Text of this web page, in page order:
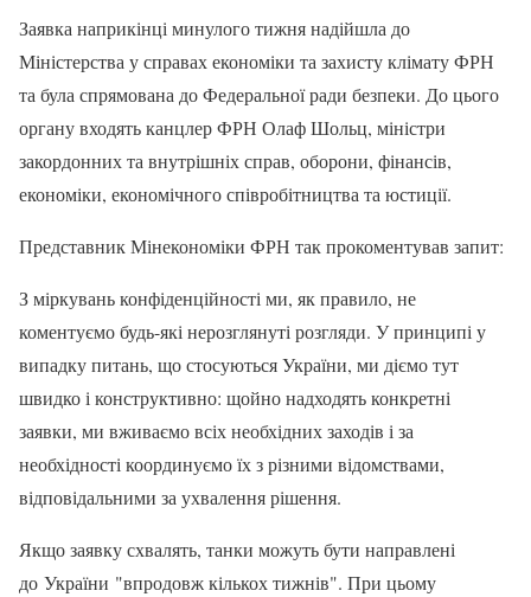
Заявка наприкінці минулого тижня надійшла до
Міністерства у справах економіки та захисту клімату ФРН
та була спрямована ​​до Федеральної ради безпеки. До цього
органу входять канцлер ФРН Олаф Шольц, міністри
закордонних та внутрішніх справ, оборони, фінансів,
економіки, економічного співробітництва та юстиції.
Представник Мінекономіки ФРН так прокоментував запит:
З міркувань конфіденційності ми, як правило, не
коментуємо будь-які нерозглянуті розгляди. У принципі у
випадку питань, що стосуються України, ми діємо тут
швидко і конструктивно: щойно надходять конкретні
заявки, ми вживаємо всіх необхідних заходів і за
необхідності координуємо їх з різними відомствами,
відповідальними за ухвалення рішення.
Якщо заявку схвалять, танки можуть бути направлені
до України "впродовж кількох тижнів". При цьому